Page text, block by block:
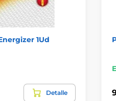
1Ud
Detalle